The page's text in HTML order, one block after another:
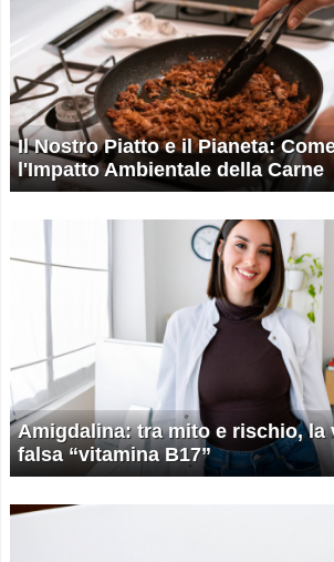
Il Nostro Piatto e il Pianeta:
l'Impatto Ambientale della Carne
Amigdalina: tra mito e rischio, la
falsa “vitamina B17”